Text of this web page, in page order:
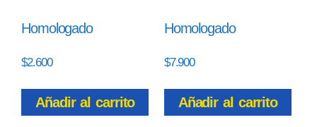
Homologado
$2.600
Añadir al carrito
Homologado
$7.900
Añadir al carrito